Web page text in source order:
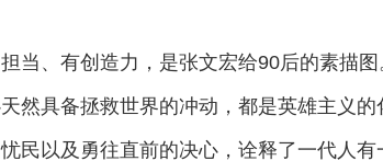
当、有创造力，是张文宏给90后的素描
然具备拯救世界的冲动，都是英雄主义
民以及勇往直前的决心，诠释了一代人